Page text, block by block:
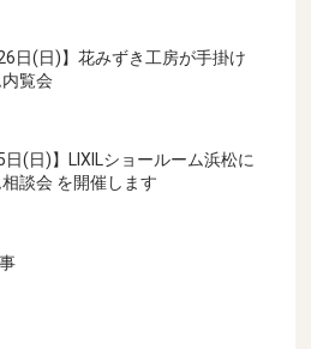
日(日)】花みずき工房が手掛け
覧会
日(日)】LIXILショールーム浜松に
談会 を開催します